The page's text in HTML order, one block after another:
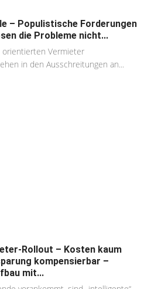
– Populistische Forderungen
die Probleme nicht...
orientierten Vermieter
in den Ausschreitungen an...
Rollout – Kosten kaum
kompensierbar –
mit...